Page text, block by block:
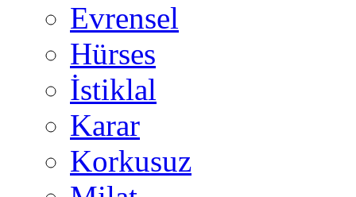
Evrensel
Hürses
İstiklal
Karar
Korkusuz